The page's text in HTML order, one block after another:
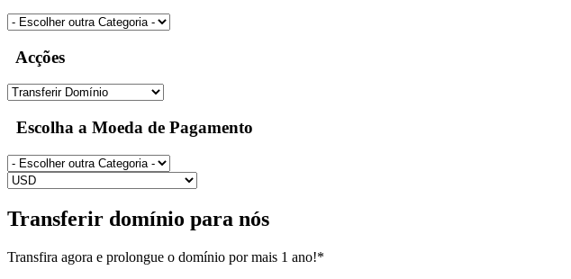
Acções
Escolha a Moeda de Pagamento
Transferir domínio para nós
Transfira agora e prolongue o domínio por mais 1 ano!*